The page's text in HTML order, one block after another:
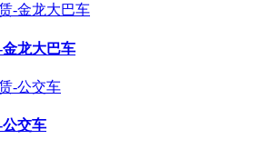
龙大巴车
交车